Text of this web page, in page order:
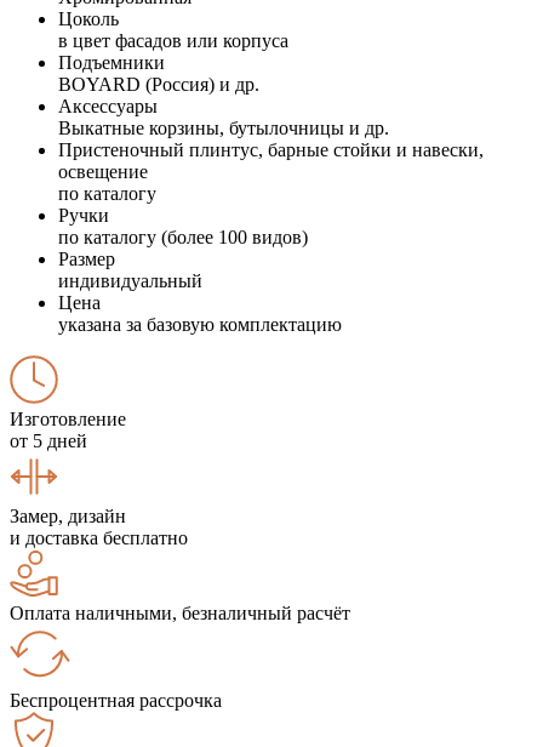
Цоколь
в цвет фасадов или корпуса
Подъемники
BOYARD (Россия) и др.
Аксессуары
Выкатные корзины, бутылочницы и др.
Пристеночный плинтус, барные стойки и навески,
освещение
по каталогу
Ручки
по каталогу (более 100 видов)
Размер
индивидуальный
Цена
указана за базовую комплектацию
Изготовление
от 5 дней
Замер, дизайн
и доставка бесплатно
Оплата наличными, безналичный расчёт
Беспроцентная рассрочка